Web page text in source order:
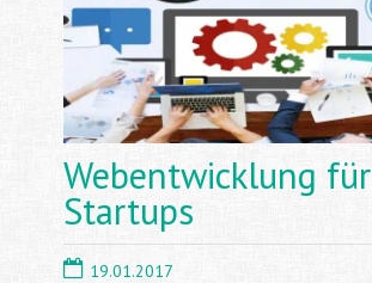
Webentwicklung für
Startups
19.01.2017